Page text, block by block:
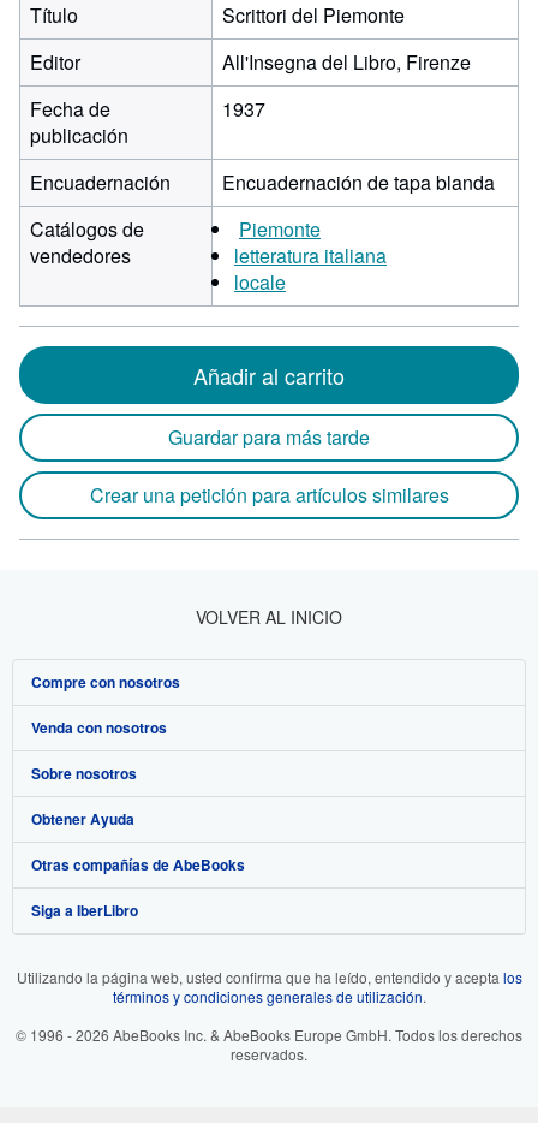
Título
Scrittori del Piemonte
Editor
All'Insegna del Libro, Firenze
Fecha de
publicación
1937
Encuadernación
Encuadernación de tapa blanda
Catálogos de
vendedores
Piemonte
letteratura italiana
locale
Añadir al carrito
Guardar para más tarde
Crear una petición para artículos similares
VOLVER AL INICIO
Compre con nosotros
Búsqueda avanzada
Colecciones
Mi cuenta
Mis pedidos
Ver carrito
Venda con nosotros
Comenzar a vender
Únase a nuestro programa de afiliados
Recomiende un vendedor
Sobre nosotros
Sobre IberLibro
Medios
Empleo
Preferencias de cookies
Aviso de cookies
Obtener Ayuda
Preguntas frecuentes y guías
Atención al Cliente
Otras compañías de AbeBooks
AbeBooks.com
AbeBooks.de
AbeBooks.fr
Siga a IberLibro
Utilizando la página web, usted confirma que ha leído, entendido y acepta los
términos y condiciones generales de utilización.
© 1996 - 2026 AbeBooks Inc. & AbeBooks Europe GmbH. Todos los derechos
reservados.